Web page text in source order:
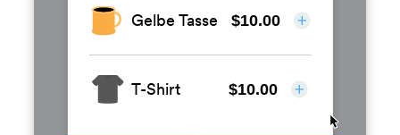
Gelbe Tasse $10.00
T-Shirt $10.00